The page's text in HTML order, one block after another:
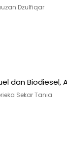
Dzulfiqar
dan Biodiesel,
Sekar Tania